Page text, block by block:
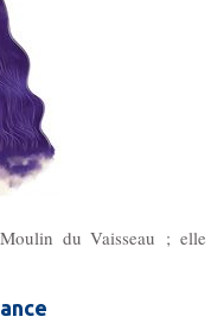
du Vaisseau ; elle